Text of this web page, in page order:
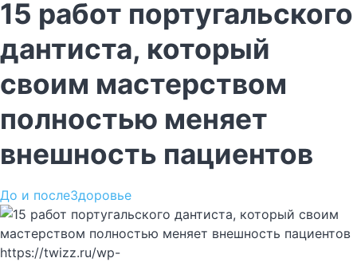
15 работ португальского
дантиста, который
своим мастерством
полностью меняет
внешность пациентов
До и послеЗдоровье
https://twizz.ru/wp-